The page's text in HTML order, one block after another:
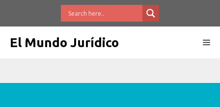
El Mundo Jurídico